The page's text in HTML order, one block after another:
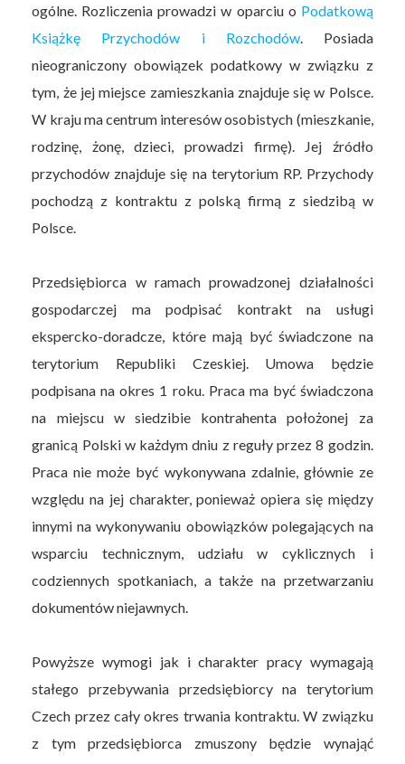
ogólne. Rozliczenia prowadzi w oparciu o Podatkową
Książkę Przychodów i Rozchodów. Posiada
nieograniczony obowiązek podatkowy w związku z
tym, że jej miejsce zamieszkania znajduje się w Polsce.
W kraju ma centrum interesów osobistych (mieszkanie,
rodzinę, żonę, dzieci, prowadzi firmę). Jej źródło
przychodów znajduje się na terytorium RP. Przychody
pochodzą z kontraktu z polską firmą z siedzibą w
Polsce.
Przedsiębiorca w ramach prowadzonej działalności
gospodarczej ma podpisać kontrakt na usługi
ekspercko-doradcze, które mają być świadczone na
terytorium Republiki Czeskiej. Umowa będzie
podpisana na okres 1 roku. Praca ma być świadczona
na miejscu w siedzibie kontrahenta położonej za
granicą Polski w każdym dniu z reguły przez 8 godzin.
Praca nie może być wykonywana zdalnie, głównie ze
względu na jej charakter, ponieważ opiera się między
innymi na wykonywaniu obowiązków polegających na
wsparciu technicznym, udziału w cyklicznych i
codziennych spotkaniach, a także na przetwarzaniu
dokumentów niejawnych.
Powyższe wymogi jak i charakter pracy wymagają
stałego przebywania przedsiębiorcy na terytorium
Czech przez cały okres trwania kontraktu. W związku
z tym przedsiębiorca zmuszony będzie wynająć